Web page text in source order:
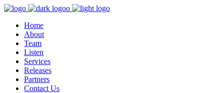
Home
About
Team
Listen
Services
Releases
Partners
Contact Us